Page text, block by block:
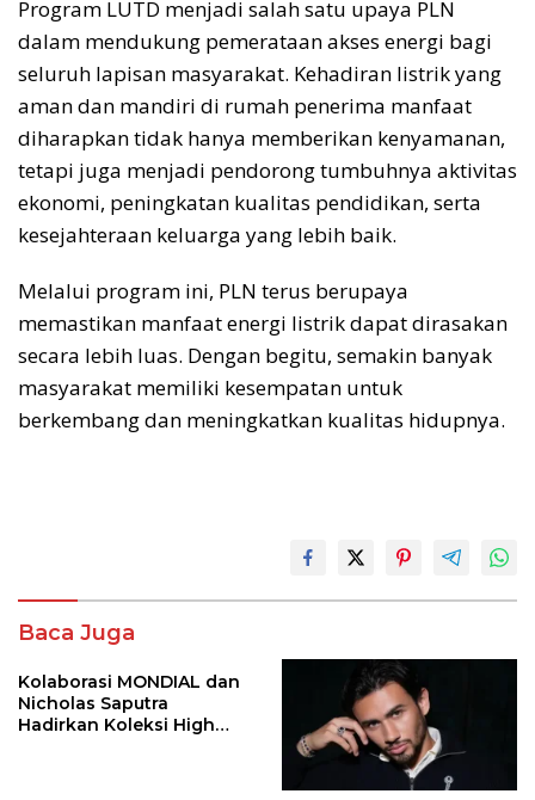
Program LUTD menjadi salah satu upaya PLN
dalam mendukung pemerataan akses energi bagi
seluruh lapisan masyarakat. Kehadiran listrik yang
aman dan mandiri di rumah penerima manfaat
diharapkan tidak hanya memberikan kenyamanan,
tetapi juga menjadi pendorong tumbuhnya aktivitas
ekonomi, peningkatan kualitas pendidikan, serta
kesejahteraan keluarga yang lebih baik.
Melalui program ini, PLN terus berupaya
memastikan manfaat energi listrik dapat dirasakan
secara lebih luas. Dengan begitu, semakin banyak
masyarakat memiliki kesempatan untuk
berkembang dan meningkatkan kualitas hidupnya.
Baca Juga
Kolaborasi MONDIAL dan
Nicholas Saputra
Hadirkan Koleksi High